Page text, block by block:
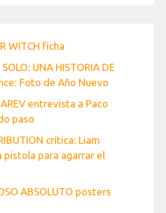
WITCH ficha
SOLO: UNA HISTORIA DE
Foto de Año Nuevo
entrevista a Paco
paso
crítica: Liam
pistola para agarrar el
ABSOLUTO posters